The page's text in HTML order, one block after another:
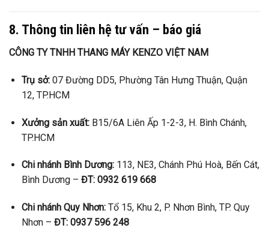
8. Thông tin liên hệ tư vấn – báo giá
CÔNG TY TNHH THANG MÁY KENZO VIỆT NAM
Trụ sở:07 Đường DD5, Phường Tân Hưng Thuận, Quận
12, TP.HCM
Xưởng sản xuất:B15/6A Liên Ấp 1-2-3, H. Bình Chánh,
TP.HCM
Chi nhánh Bình Dương:113, NE3, Chánh Phú Hoà, Bến Cát,
Bình Dương – ĐT: 0932 619 668
Chi nhánh Quy Nhơn:Tổ 15, Khu 2, P. Nhơn Bình, TP. Quy
Nhơn – ĐT: 0937 596 248